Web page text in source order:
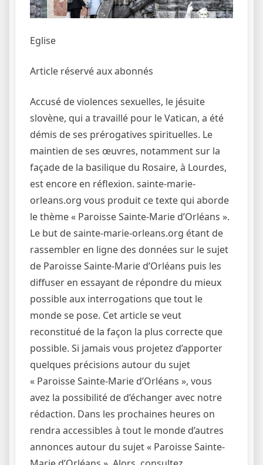
Eglise
Article réservé aux abonnés
Accusé de violences sexuelles, le jésuite
slovène, qui a travaillé pour le Vatican, a été
démis de ses prérogatives spirituelles. Le
maintien de ses œuvres, notamment sur la
façade de la basilique du Rosaire, à Lourdes,
est encore en réflexion. sainte-marie-
orleans.org vous produit ce texte qui aborde
le thème « Paroisse Sainte-Marie d’Orléans ».
Le but de sainte-marie-orleans.org étant de
rassembler en ligne des données sur le sujet
de Paroisse Sainte-Marie d’Orléans puis les
diffuser en essayant de répondre du mieux
possible aux interrogations que tout le
monde se pose. Cet article se veut
reconstitué de la façon la plus correcte que
possible. Si jamais vous projetez d’apporter
quelques précisions autour du sujet
« Paroisse Sainte-Marie d’Orléans », vous
avez la possibilité de d’échanger avec notre
rédaction. Dans les prochaines heures on
rendra accessibles à tout le monde d’autres
annonces autour du sujet « Paroisse Sainte-